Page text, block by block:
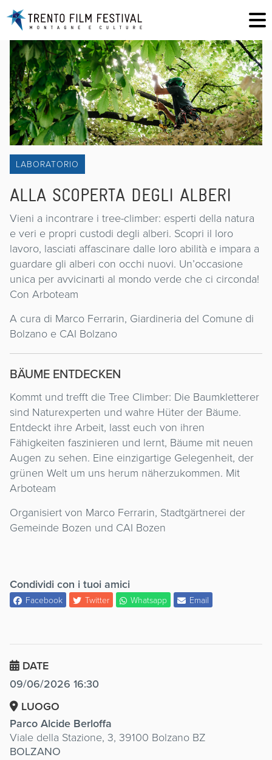
LABORATORIO
ALLA SCOPERTA DEGLI ALBERI
Vieni a incontrare i tree-climber: esperti della natura
e veri e propri custodi degli alberi. Scopri il loro
lavoro, lasciati affascinare dalle loro abilità e impara a
guardare gli alberi con occhi nuovi. Un’occasione
unica per avvicinarti al mondo verde che ci circonda!
Con Arboteam
A cura di Marco Ferrarin, Giardineria del Comune di
Bolzano e CAI Bolzano
BÄUME ENTDECKEN
Kommt und trefft die Tree Climber: Die Baumkletterer
sind Naturexperten und wahre Hüter der Bäume.
Entdeckt ihre Arbeit, lasst euch von ihren
Fähigkeiten faszinieren und lernt, Bäume mit neuen
Augen zu sehen. Eine einzigartige Gelegenheit, der
grünen Welt um uns herum näherzukommen. Mit
Arboteam
Organisiert von Marco Ferrarin, Stadtgärtnerei der
Gemeinde Bozen und CAI Bozen
Condividi con i tuoi amici
Facebook Twitter Whatsapp Email
DATE
09/06/2026 16:30
LUOGO
Parco Alcide Berloffa
Viale della Stazione, 3, 39100 Bolzano BZ
BOLZANO